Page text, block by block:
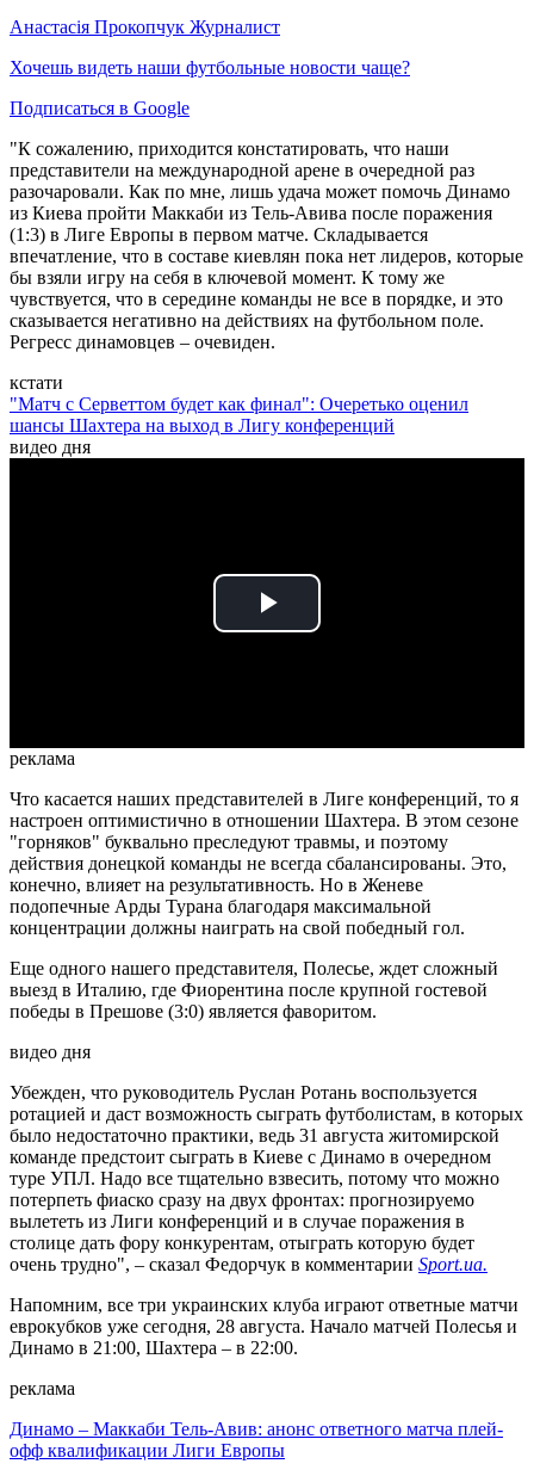
Анастасія Прокопчук Журналист
Хочешь видеть наши футбольные новости чаще?
Подписаться в Google
"К сожалению, приходится констатировать, что наши
представители на международной арене в очередной раз
разочаровали. Как по мне, лишь удача может помочь Динамо
из Киева пройти Маккаби из Тель-Авива после поражения
(1:3) в Лиге Европы в первом матче. Складывается
впечатление, что в составе киевлян пока нет лидеров, которые
бы взяли игру на себя в ключевой момент. К тому же
чувствуется, что в середине команды не все в порядке, и это
сказывается негативно на действиях на футбольном поле.
Регресс динамовцев – очевиден.
кстати
"Матч с Серветтом будет как финал": Очеретько оценил
шансы Шахтера на выход в Лигу конференций
видео дня
Play
реклама
Что касается наших представителей в Лиге конференций, то я
настроен оптимистично в отношении Шахтера. В этом сезоне
"горняков" буквально преследуют травмы, и поэтому
действия донецкой команды не всегда сбалансированы. Это,
конечно, влияет на результативность. Но в Женеве
подопечные Арды Турана благодаря максимальной
концентрации должны наиграть на свой победный гол.
Еще одного нашего представителя, Полесье, ждет сложный
выезд в Италию, где Фиорентина после крупной гостевой
победы в Прешове (3:0) является фаворитом.
видео дня
Убежден, что руководитель Руслан Ротань воспользуется
ротацией и даст возможность сыграть футболистам, в которых
было недостаточно практики, ведь 31 августа житомирской
команде предстоит сыграть в Киеве с Динамо в очередном
туре УПЛ. Надо все тщательно взвесить, потому что можно
потерпеть фиаско сразу на двух фронтах: прогнозируемо
вылететь из Лиги конференций и в случае поражения в
столице дать фору конкурентам, отыграть которую будет
очень трудно", – сказал Федорчук в комментарии Sport.ua.
Напомним, все три украинских клуба играют ответные матчи
еврокубков уже сегодня, 28 августа. Начало матчей Полесья и
Динамо в 21:00, Шахтера – в 22:00.
реклама
Динамо – Маккаби Тель-Авив: анонс ответного матча плей-
офф квалификации Лиги Европы